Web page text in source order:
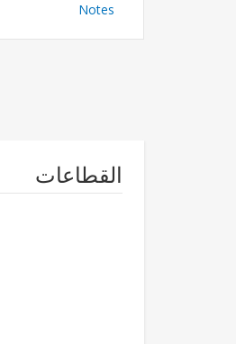
Notes
القطاعات